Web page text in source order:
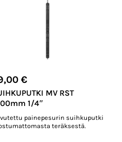
€
MV RST
1/4″
painepesurin suihkuputki
teräksestä.